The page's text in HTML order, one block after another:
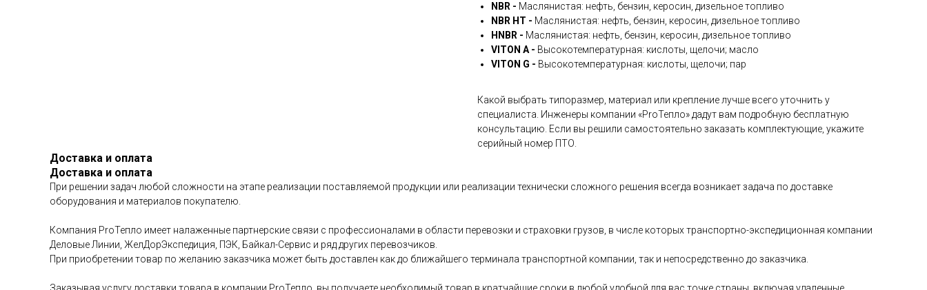
NBR - Маслянистая: нефть, бензин, керосин, дизельное топливо
NBR HT - Маслянистая: нефть, бензин, керосин, дизельное топливо
HNBR - Маслянистая: нефть, бензин, керосин, дизельное топливо
VITON A - Высокотемпературная: кислоты, щелочи; масло
VITON G - Высокотемпературная: кислоты, щелочи; пар
Какой выбрать типоразмер, материал или крепление лучше всего уточнить у
специалиста. Инженеры компании «ProТепло» дадут вам подробную бесплатную
консультацию. Если вы решили самостоятельно заказать комплектующие, укажите
серийный номер ПТО.
Доставка и оплата
Доставка и оплата
При решении задач любой сложности на этапе реализации поставляемой продукции или реализации технически сложного решения всегда возникает задача по доставке
оборудования и материалов покупателю.
Компания ProТепло имеет налаженные партнерские связи с профессионалами в области перевозки и страховки грузов, в числе которых транспортно-экспедиционная компании
Деловые Линии, ЖелДорЭкспедиция, ПЭК, Байкал-Сервис и ряд других перевозчиков.
При приобретении товар по желанию заказчика может быть доставлен как до ближайшего терминала транспортной компании, так и непосредственно до заказчика.